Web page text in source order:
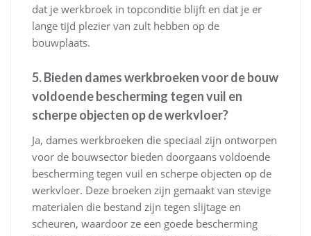
dat je werkbroek in topconditie blijft en dat je er
lange tijd plezier van zult hebben op de
bouwplaats.
5. Bieden dames werkbroeken voor de bouw
voldoende bescherming tegen vuil en
scherpe objecten op de werkvloer?
Ja, dames werkbroeken die speciaal zijn ontworpen
voor de bouwsector bieden doorgaans voldoende
bescherming tegen vuil en scherpe objecten op de
werkvloer. Deze broeken zijn gemaakt van stevige
materialen die bestand zijn tegen slijtage en
scheuren, waardoor ze een goede bescherming